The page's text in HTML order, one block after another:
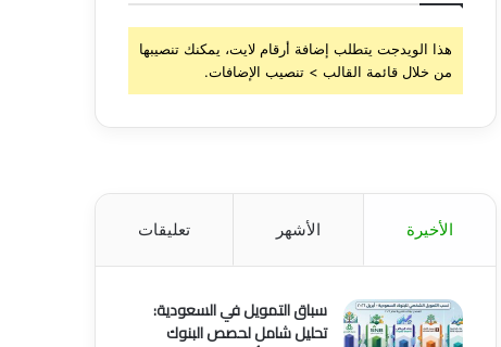
هذا الويدجت يتطلب إضافة أرقام لايت، يمكنك تنصيبها
من خلال قائمة القالب > تنصيب الإضافات.
الأخيرة الأشهر تعليقات
سباق التمويل في السعودية:
تحليل شامل لحصص البنوك